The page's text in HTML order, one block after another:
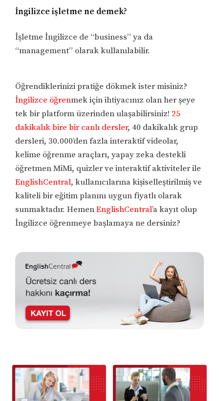
İngilizce işletme ne demek?
İşletme İngilizce de “business” ya da
“management” olarak kullanılabilir.
Öğrendiklerinizi pratiğe dökmek ister misiniz?
İngilizce öğrenmek için ihtiyacınız olan her şeye
tek bir platform üzerinden ulaşabilirsiniz! 25
dakikalık bire bir canlı dersler, 40 dakikalık grup
dersleri, 30.000’den fazla interaktif videolar,
kelime öğrenme araçları, yapay zeka destekli
öğretmen MiMi, quizler ve interaktif aktiviteler ile
EnglishCentral, kullanıcılarına kişiselleştirilmiş ve
kaliteli bir eğitim planını uygun fiyatlı olarak
sunmaktadır. HemenEnglishCentral’a kayıt olup
İngilizce öğrenmeye başlamaya ne dersiniz?